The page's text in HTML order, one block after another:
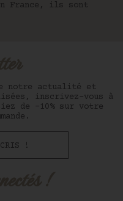
France, ils sont
notre actualité et
inscrivez-vous à
de -10% sur votre
!